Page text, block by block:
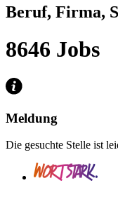
Beruf, Firma,
8646 Jobs
Meldung
Die gesuchte Stelle ist